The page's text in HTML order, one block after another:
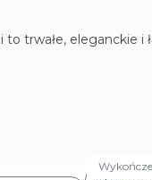
trwałe, eleganckie